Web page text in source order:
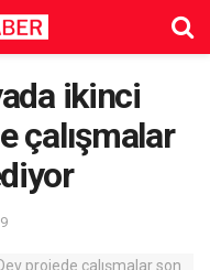
ikinci
çalışmalar